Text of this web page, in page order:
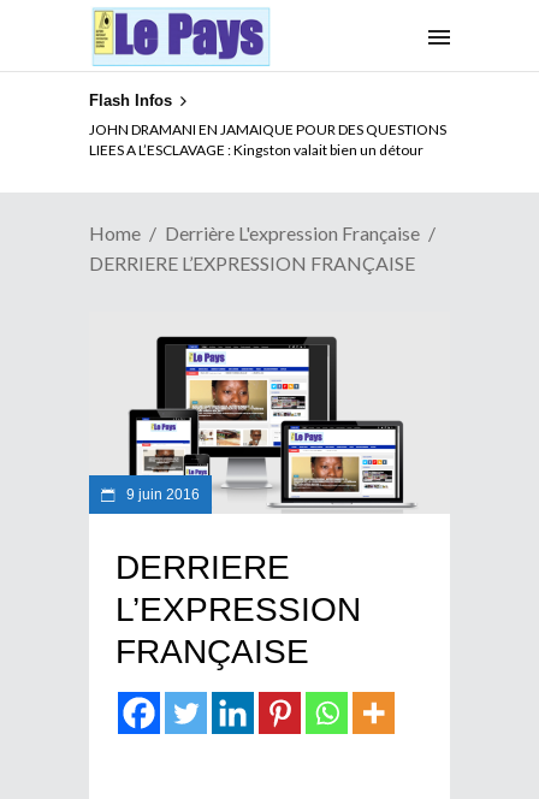
Flash Infos
JOHN DRAMANI EN JAMAIQUE POUR DES QUESTIONS
LIEES A L’ESCLAVAGE : Kingston valait bien un détour
Home
Derrière L'expression Française
DERRIERE L’EXPRESSION FRANÇAISE
9 juin 2016
DERRIERE
L’EXPRESSION
FRANÇAISE